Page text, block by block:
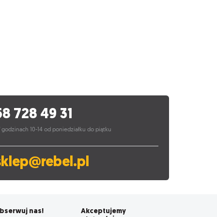
728 49 31
godzinach 10-14 od poniedziałku do piątku
nas!
Akceptujemy